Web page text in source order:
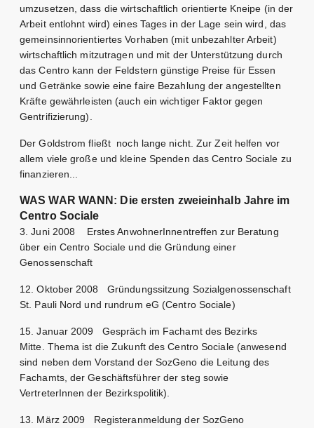
umzusetzen, dass die wirtschaftlich orientierte Kneipe (in der
Arbeit entlohnt wird) eines Tages in der Lage sein wird, das
gemeinsinnorientiertes Vorhaben (mit unbezahlter Arbeit)
wirtschaftlich mitzutragen und mit der Unterstützung durch
das Centro kann der Feldstern günstige Preise für Essen
und Getränke sowie eine faire Bezahlung der angestellten
Kräfte gewährleisten (auch ein wichtiger Faktor gegen
Gentrifizierung).
Der Goldstrom fließt noch lange nicht. Zur Zeit helfen vor
allem viele große und kleine Spenden das Centro Sociale zu
finanzieren...
WAS WAR WANN: Die ersten zweieinhalb Jahre im
Centro Sociale
3. Juni 2008 Erstes AnwohnerInnentreffen zur Beratung
über ein Centro Sociale und die Gründung einer
Genossenschaft
12. Oktober 2008 Gründungssitzung Sozialgenossenschaft
St. Pauli Nord und rundrum eG (Centro Sociale)
15. Januar 2009 Gespräch im Fachamt des Bezirks
Mitte. Thema ist die Zukunft des Centro Sociale (anwesend
sind neben dem Vorstand der SozGeno die Leitung des
Fachamts, der Geschäftsführer der steg sowie
VertreterInnen der Bezirkspolitik).
13. März 2009 Registeranmeldung der SozGeno